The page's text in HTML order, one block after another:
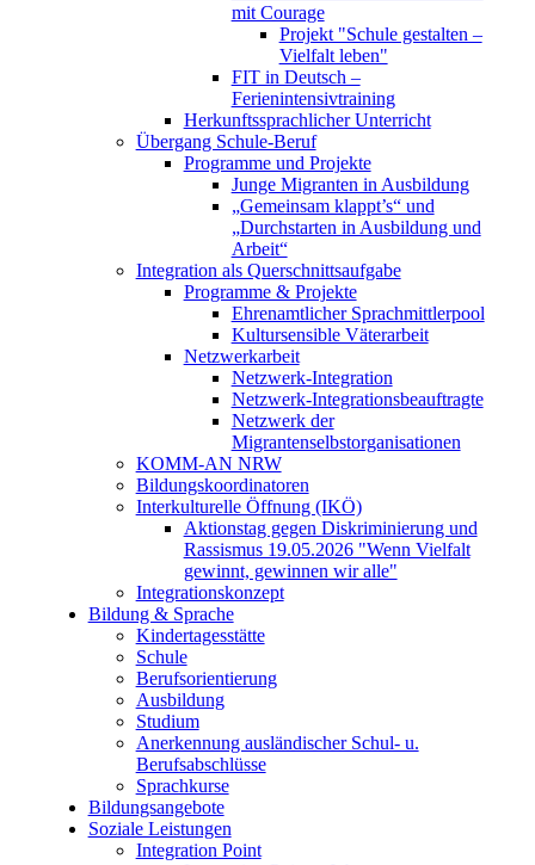
mit Courage
Projekt "Schule gestalten –
Vielfalt leben"
FIT in Deutsch –
Ferienintensivtraining
Herkunftssprachlicher Unterricht
Übergang Schule-Beruf
Programme und Projekte
Junge Migranten in Ausbildung
„Gemeinsam klappt’s“ und
„Durchstarten in Ausbildung und
Arbeit“
Integration als Querschnittsaufgabe
Programme & Projekte
Ehrenamtlicher Sprachmittlerpool
Kultursensible Väterarbeit
Netzwerkarbeit
Netzwerk-Integration
Netzwerk-Integrationsbeauftragte
Netzwerk der
Migrantenselbstorganisationen
KOMM-AN NRW
Bildungskoordinatoren
Interkulturelle Öffnung (IKÖ)
Aktionstag gegen Diskriminierung und
Rassismus 19.05.2026 "Wenn Vielfalt
gewinnt, gewinnen wir alle"
Integrationskonzept
Bildung & Sprache
Kindertagesstätte
Schule
Berufsorientierung
Ausbildung
Studium
Anerkennung ausländischer Schul- u.
Berufsabschlüsse
Sprachkurse
Bildungsangebote
Soziale Leistungen
Integration Point